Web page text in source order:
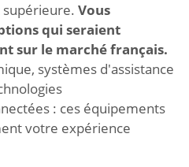
Vous
qui seraient
sur le marché français.
systèmes d'assistance
: ces équipements
votre expérience